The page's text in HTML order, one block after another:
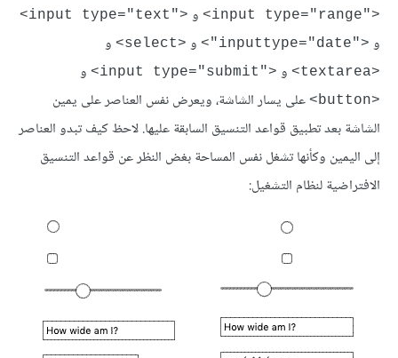
<"input type="range> و <"input type="text>
و <"inputtype="date"> و <select> و
<textarea> و <"input type="submit> و
<button>
على يسار الشاشة، ويعرض نفس العناصر على يمين
الشاشة بعد تطبيق قواعد التنسيق السابقة عليها. لاحظ كيف تبدو العناصر
إلى اليمين وكأنها تشغل نفس المساحة بغض النظر عن قواعد التنسيق
الافتراضية لنظام التشغيل: